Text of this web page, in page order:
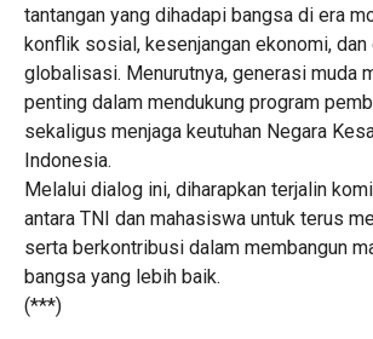
tantangan yang dihadapi bangsa di era
konflik sosial, kesenjangan ekonomi, dan
globalisasi. Menurutnya, generasi muda
penting dalam mendukung program
sekaligus menjaga keutuhan Negara
Indonesia.
Melalui dialog ini, diharapkan terjalin
antara TNI dan mahasiswa untuk terus
serta berkontribusi dalam membangun
bangsa yang lebih baik.
(***)